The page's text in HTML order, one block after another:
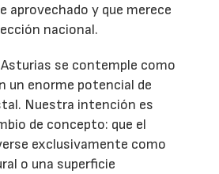
aprovechado y que merece
nacional.
Asturias se contemple como
un enorme potencial de
Nuestra intención es
de concepto: que el
exclusivamente como
o una superficie